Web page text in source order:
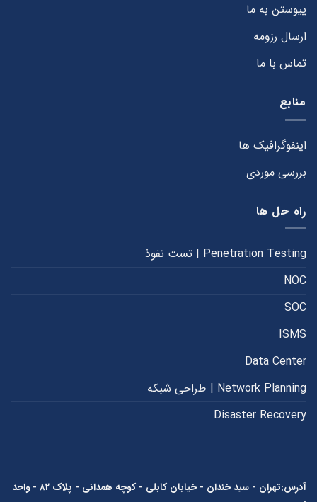
پیوستن به ما
ارسال رزومه
تماس با ما
منابع
اینفوگرافیک ها
بررسی موردی
راه حل ها
Penetration Testing | تست نفوذ
NOC
SOC
ISMS
Data Center
Network Planning | طراحی شبکه
Disaster Recovery
آدرس:تهران - سید خندان - خیابان کابلی - کوچه همدانی - پلاک ۸۲ - واحد